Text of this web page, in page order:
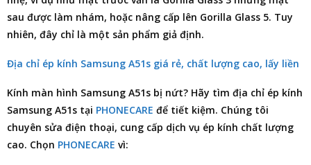
sau được làm nhám, hoặc nâng cấp lên Gorilla Glass 5. Tuy
nhiên, đây chỉ là một sản phẩm giả định.
Địa chỉ ép kính Samsung A51s giá rẻ, chất lượng cao, lấy liền
Kính màn hình Samsung A51s bị nứt? Hãy tìm địa chỉ ép kính
Samsung A51s tại PHONECARE để tiết kiệm. Chúng tôi
chuyên sửa điện thoại, cung cấp dịch vụ ép kính chất lượng
cao. Chọn PHONECARE vì: